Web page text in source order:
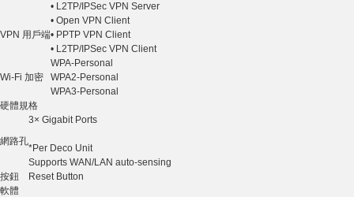
• L2TP/IPSec VPN Server
VPN 用戶端
• Open VPN Client
• PPTP VPN Client
• L2TP/IPSec VPN Client
Wi-Fi 加密
WPA-Personal
WPA2-Personal
WPA3-Personal
硬體規格
網路孔
3× Gigabit Ports
*Per Deco Unit
Supports WAN/LAN auto-sensing
按鈕
Reset Button
軟體